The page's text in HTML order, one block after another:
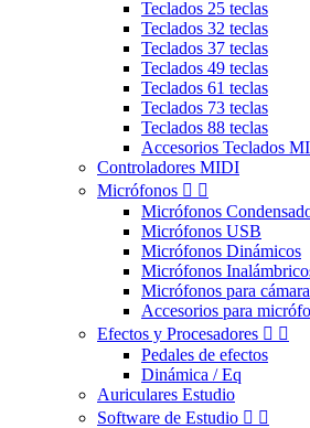
Teclados 25 teclas
Teclados 32 teclas
Teclados 37 teclas
Teclados 49 teclas
Teclados 61 teclas
Teclados 73 teclas
Teclados 88 teclas
Accesorios Teclados
Controladores MIDI
Micrófonos  
Micrófonos
Micrófonos USB
Micrófonos Dinámicos
Micrófonos
Micrófonos para cámara
Accesorios para
Efectos y Procesadores  
Pedales de efectos
Dinámica / Eq
Auriculares Estudio
Software de Estudio  